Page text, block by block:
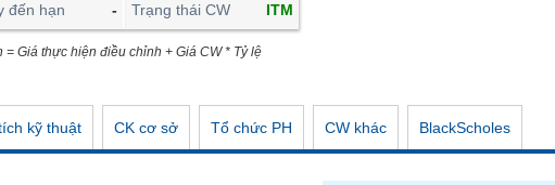
đến hạn
-
Trạng thái CW
ITM
Giá thực hiện điều chỉnh + Giá CW * Tỷ lệ
kỹ thuật CK cơ sở Tổ chức PH CW khác BlackScholes
TIN MỚI